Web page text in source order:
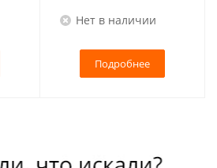
Нет в наличии
Подробнее